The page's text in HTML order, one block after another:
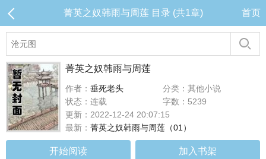
菁英之奴韩雨与周莲 目录 (共1章) 首页
菁英之奴韩雨与周莲
作者： 垂死老头
分类：其他小说
状态：连载
字数：5239
更新：2022-12-24 20:07:15
最新： 菁英之奴韩雨与周莲（01）
开始阅读 加入书架